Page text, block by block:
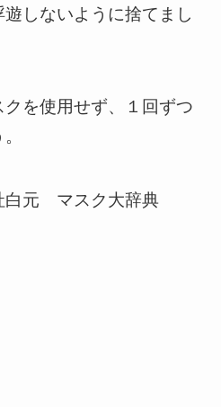
しないように捨てまし
を使用せず、１回ずつ
白元 マスク大辞典